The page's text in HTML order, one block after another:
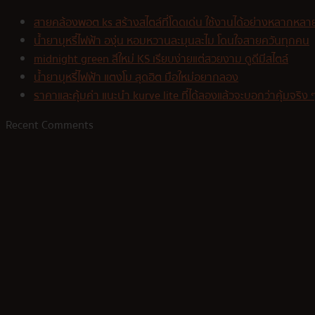
สายคล้องพอต ks สร้างสไตล์ที่โดดเด่น ใช้งานได้อย่างหลากหลา
น้ำยาบุหรี่ไฟฟ้า องุ่น หอมหวานละมุนละไม โดนใจสายควันทุกคน
midnight green สีใหม่ KS เรียบง่ายแต่สวยงาม ดูดีมีสไตล์
น้ำยาบุหรี่ไฟฟ้า แตงโม สุดฮิต มือใหม่อยากลอง
ราคาและคุ้มค่า แนะนำ kurve lite ที่ได้ลองแล้วจะบอกว่าคุ้มจริง
Recent Comments